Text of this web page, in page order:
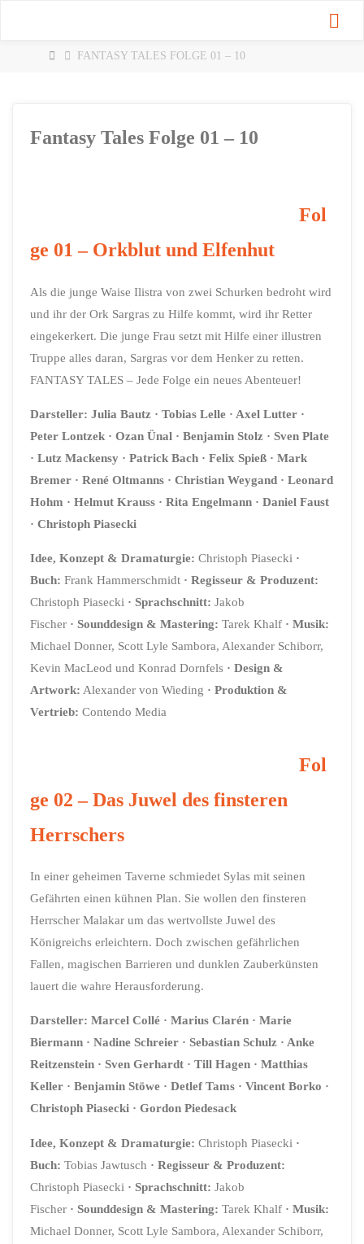
STARTFANTASY TALES FOLGE 01 – 10
Fantasy Tales Folge 01 – 10
Fol
ge 01 – Orkblut und Elfenhut
Als die junge Waise Ilistra von zwei Schurken bedroht wird
und ihr der Ork Sargras zu Hilfe kommt, wird ihr Retter
eingekerkert. Die junge Frau setzt mit Hilfe einer illustren
Truppe alles daran, Sargras vor dem Henker zu retten.
FANTASY TALES – Jede Folge ein neues Abenteuer!
Darsteller: Julia Bautz · Tobias Lelle · Axel Lutter ·
Peter Lontzek · Ozan Ünal · Benjamin Stolz · Sven Plate
· Lutz Mackensy · Patrick Bach · Felix Spieß · Mark
Bremer · René Oltmanns · Christian Weygand · Leonard
Hohm · Helmut Krauss · Rita Engelmann · Daniel Faust
· Christoph Piasecki
Idee, Konzept & Dramaturgie: Christoph Piasecki ·
Buch: Frank Hammerschmidt · Regisseur & Produzent:
Christoph Piasecki · Sprachschnitt: Jakob
Fischer · Sounddesign & Mastering: Tarek Khalf · Musik:
Michael Donner, Scott Lyle Sambora, Alexander Schiborr,
Kevin MacLeod und Konrad Dornfels · Design &
Artwork: Alexander von Wieding · Produktion &
Vertrieb: Contendo Media
Fol
ge 02 – Das Juwel des finsteren
Herrschers
In einer geheimen Taverne schmiedet Sylas mit seinen
Gefährten einen kühnen Plan. Sie wollen den finsteren
Herrscher Malakar um das wertvollste Juwel des
Königreichs erleichtern. Doch zwischen gefährlichen
Fallen, magischen Barrieren und dunklen Zauberkünsten
lauert die wahre Herausforderung.
Darsteller: Marcel Collé · Marius Clarén · Marie
Biermann · Nadine Schreier · Sebastian Schulz · Anke
Reitzenstein · Sven Gerhardt · Till Hagen · Matthias
Keller · Benjamin Stöwe · Detlef Tams · Vincent Borko ·
Christoph Piasecki · Gordon Piedesack
Idee, Konzept & Dramaturgie: Christoph Piasecki ·
Buch: Tobias Jawtusch · Regisseur & Produzent:
Christoph Piasecki · Sprachschnitt: Jakob
Fischer · Sounddesign & Mastering: Tarek Khalf · Musik:
Michael Donner, Scott Lyle Sambora, Alexander Schiborr,